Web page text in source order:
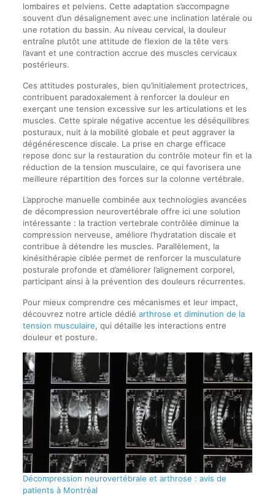
lombaires et pelviens. Cette adaptation s’accompagne
souvent d’un désalignement avec une inclination latérale ou
une rotation du bassin. Au niveau cervical, la douleur
entraîne plutôt une attitude de flexion de la tête vers
l’avant et une contraction accrue des muscles cervicaux
postérieurs.
Ces attitudes posturales, bien qu’initialement protectrices,
contribuent paradoxalement à renforcer la douleur en
exerçant une tension excessive sur les articulations et les
muscles. Cette spirale négative accentue les déséquilibres
posturaux, nuit à la mobilité globale et peut aggraver la
dégénérescence discale. La prise en charge efficace
repose donc sur la restauration du contrôle moteur fin et la
réduction de la tension musculaire, ce qui favorisera une
meilleure répartition des forces sur la colonne vertébrale.
L’approche manuelle combinée aux technologies avancées
de décompression neurovertébrale offre ici une solution
intéressante : la traction vertebrale contrôlée diminue la
compression nerveuse, améliore l’hydratation discale et
contribue à détendre les muscles. Parallèlement, la
kinésithérapie ciblée permet de renforcer la musculature
posturale profonde et d’améliorer l’alignement corporel,
participant ainsi à la prévention des douleurs récurrentes.
Pour mieux comprendre ces mécanismes et leur impact,
découvrez notre article dédié arthrose et diminution de la
tension musculaire, qui détaille les interactions entre
douleur et posture.
Décompression neurovertébrale et arthrose : avis de
patients à Montréal